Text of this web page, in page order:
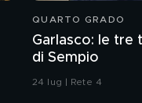
QUARTO GRADO
Garlasco: le tre
di Sempio
24 lug | Rete 4